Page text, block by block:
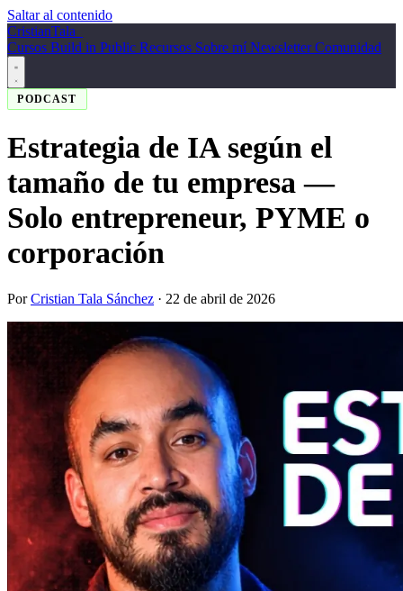
Saltar al contenido
CristianTala
Cursos Build in Public Recursos Sobre míNewsletterComunidad
PODCAST
Estrategia de IA según el
tamaño de tu empresa —
Solo entrepreneur, PYME o
corporación
PorCristian Tala Sánchez · 22 de abril de 2026